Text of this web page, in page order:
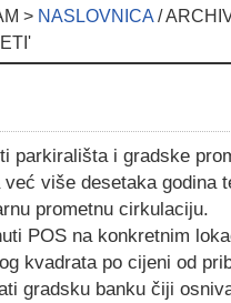
> NASLOVNICA /
parkirališta i gradske
već više desetaka godina
prometnu cirkulaciju.
POS na konkretnim
kvadrata po cijeni od
gradsku banku čiji